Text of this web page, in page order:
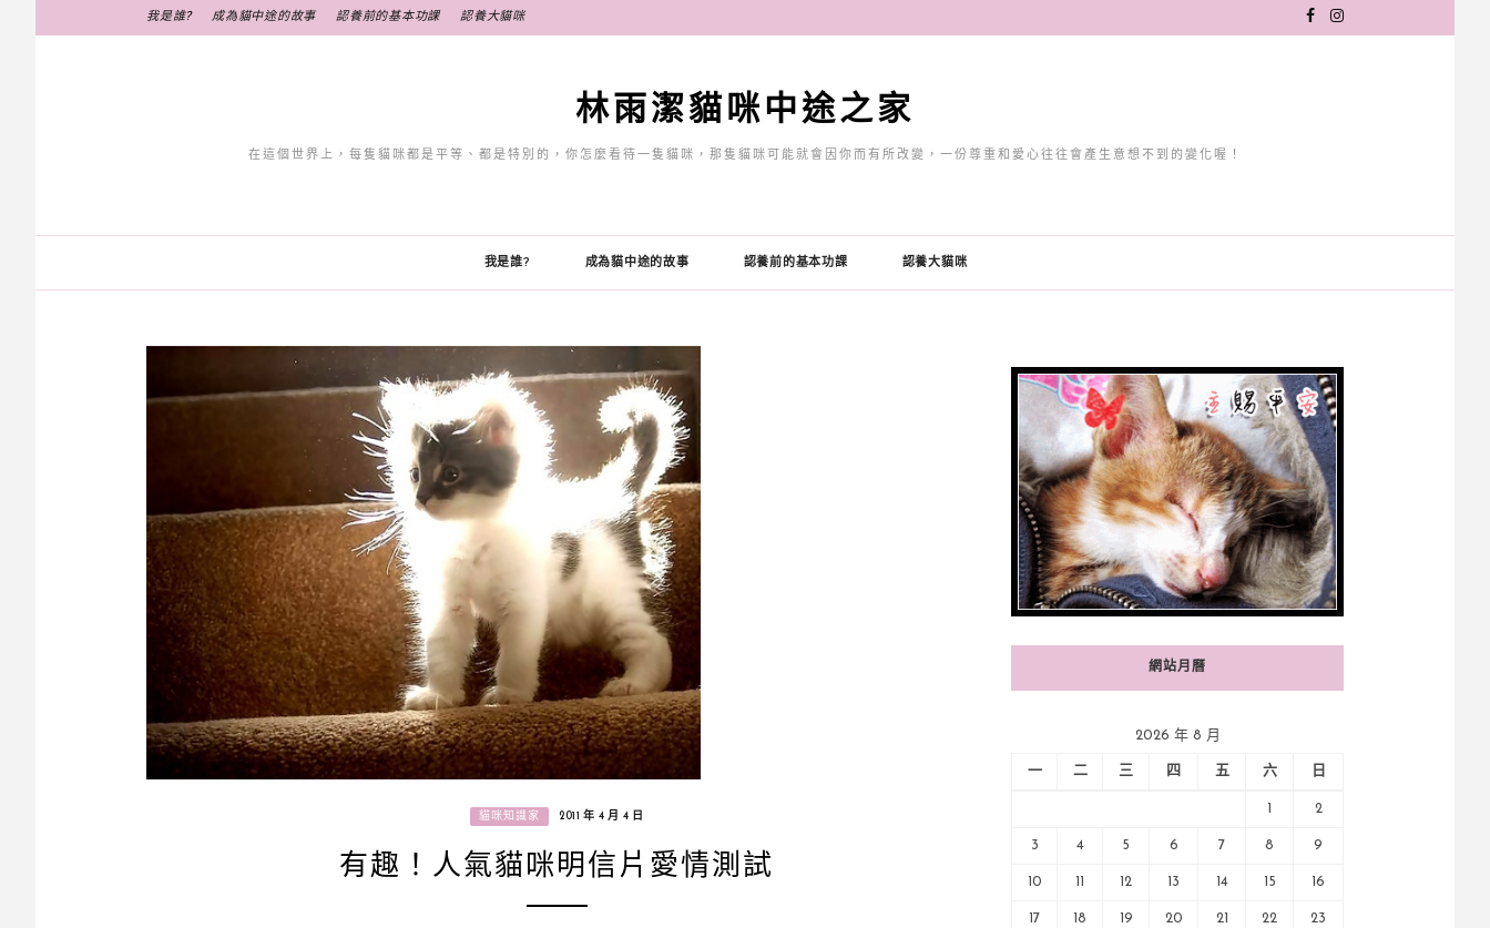
至
我是誰? 成為貓中途的故事 認養前的基本功課 認養大貓咪
林雨潔貓咪中途之家
在這個世界上，每隻貓咪都是平等、都是特別的，你怎麼看待一隻貓咪，那隻貓咪可能就會因你而有所改變，一份尊重和愛心往往會產生意想不到的變化喔！
我是誰? 成為貓中途的故事 認養前的基本功課 認養大貓咪
貓咪知識家 2011 年 4 月 4 日
有趣！人氣貓咪明信片愛情測試
網站月曆
2026 年 8 月
一 二 三 四 五 六 日
2
3 4 5 6 7 8 9
10 12 13 14 15 16
17 18 19 20 21 22 23